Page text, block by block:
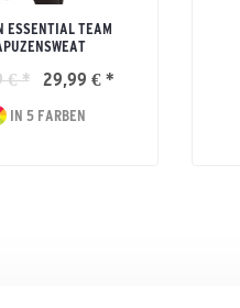
ESSENTIAL TEAM
€ * 29,99 € *
IN 5 FARBEN